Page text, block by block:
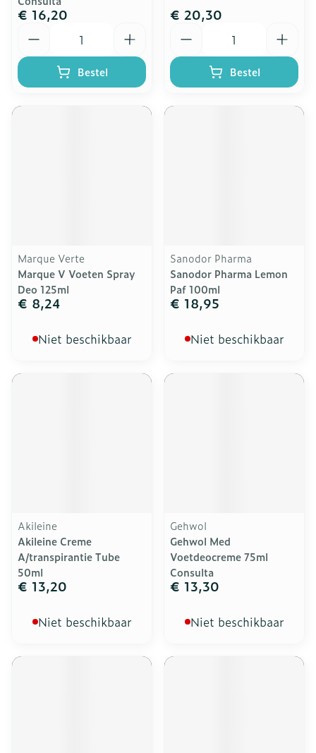
€ 16,20
Bestel
€ 20,30
Bestel
Marque Verte
Marque V Voeten Spray
Deo 125ml
€ 8,24
Niet beschikbaar
Sanodor Pharma
Sanodor Pharma Lemon
Paf 100ml
€ 18,95
Niet beschikbaar
Akileine
Akileine Creme
A/transpirantie Tube
50ml
€ 13,20
Niet beschikbaar
Gehwol
Gehwol Med
Voetdeocreme 75ml
Consulta
€ 13,30
Niet beschikbaar